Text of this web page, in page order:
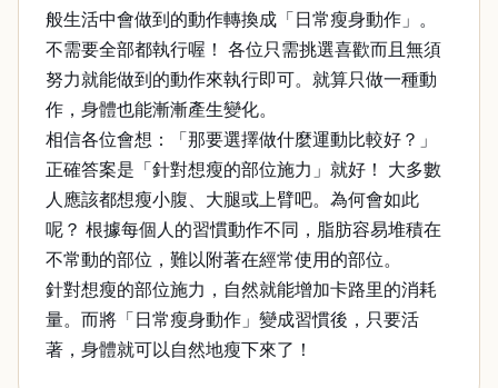
般生活中會做到的動作轉換成「日常瘦身動作」。
不需要全部都執行喔！ 各位只需挑選喜歡而且無須
努力就能做到的動作來執行即可。就算只做一種動
作，身體也能漸漸產生變化。
相信各位會想：「那要選擇做什麼運動比較好？」
正確答案是「針對想瘦的部位施力」就好！ 大多數
人應該都想瘦小腹、大腿或上臂吧。為何會如此
呢？ 根據每個人的習慣動作不同，脂肪容易堆積在
不常動的部位，難以附著在經常使用的部位。
針對想瘦的部位施力，自然就能增加卡路里的消耗
量。而將「日常瘦身動作」變成習慣後，只要活
著，身體就可以自然地瘦下來了！